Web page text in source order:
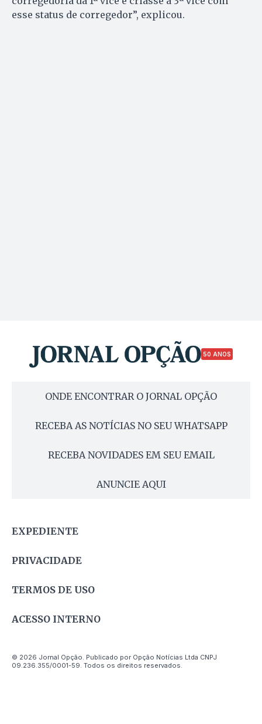
esse status de corregedor”, explicou.
50 ANOS
ONDE ENCONTRAR O JORNAL OPÇÃO
RECEBA AS NOTÍCIAS NO SEU WHATSAPP
RECEBA NOVIDADES EM SEU EMAIL
ANUNCIE AQUI
EXPEDIENTE
PRIVACIDADE
TERMOS DE USO
ACESSO INTERNO
© 2026 Jornal Opção. Publicado por Opção Notícias Ltda CNPJ
09.236.355/0001-59. Todos os direitos reservados.